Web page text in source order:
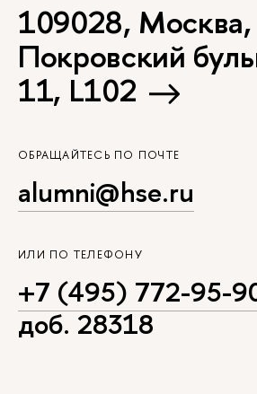
109028, Москва,
Покровский
11, L102
ОБРАЩАЙТЕСЬ ПО ПОЧТЕ
alumni@hse.ru
ИЛИ ПО ТЕЛЕФОНУ
+7 (495) 772-95-
доб. 28318